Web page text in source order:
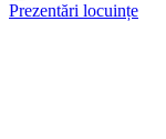
Prezentări locuințe